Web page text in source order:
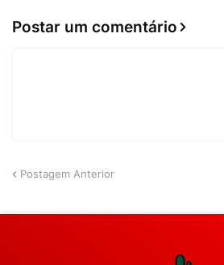
Postar um comentário
Postagem Anterior